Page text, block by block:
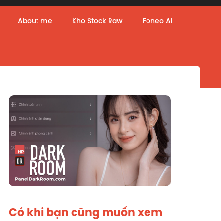
About me Kho Stock Raw Foneo AI
Có khi bạn cũng muốn xem